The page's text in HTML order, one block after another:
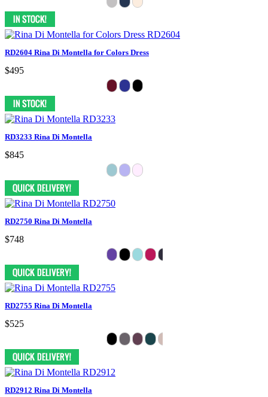
RD2604 Rina Di Montella for Colors Dress
$495
RD3233 Rina Di Montella
$845
RD2750 Rina Di Montella
$748
RD2755 Rina Di Montella
$525
RD2912 Rina Di Montella